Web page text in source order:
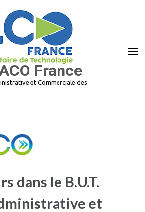
France
et Commerciale des
dans le B.U.T.
et